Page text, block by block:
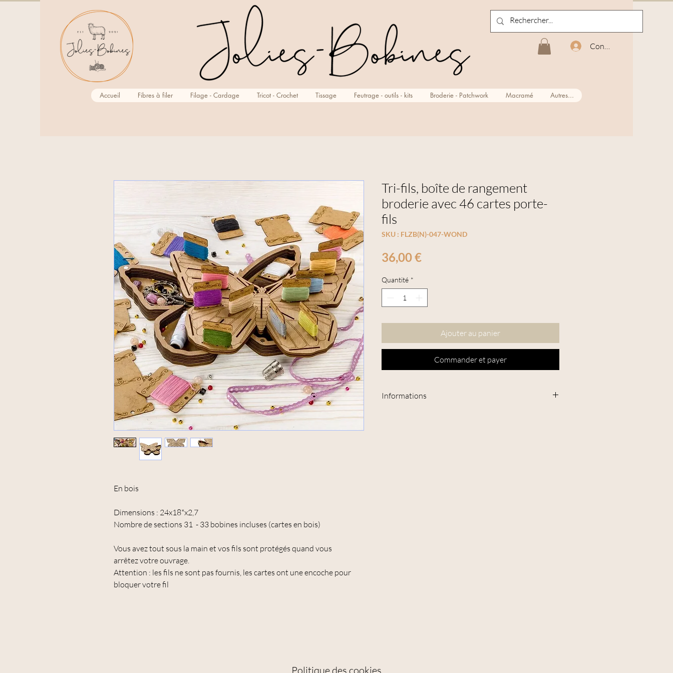
Connexion
Accueil Fibres à filer Filage - Cardage Tricot - Crochet Tissage Feutrage - outils - kits Broderie - Patchwork Macramé Autres...
En bois
Dimensions : 24x18*x2,7
Nombre de sections 31 - 33 bobines incluses (cartes en bois)
Vous avez tout sous la main et vos fils sont protégés quand vous
arrêtez votre ouvrage.
Attention : les fils ne sont pas fournis, les cartes ont une encoche pour
bloquer votre fil
Tri-fils, boîte de rangement
broderie avec 46 cartes porte-
fils
SKU : FLZB(N)-047-WOND
36,00 €Prix
Quantité *
Ajouter au panier
Commander et payer
Informations
Politique des cookies